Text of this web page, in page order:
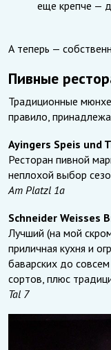
еще крепче —
А теперь —
Пивные
Традиционные
правило,
Ayingers Speis und
Ресторан пивной
неплохой выбор
Am Platzl 1a
Schneider Weisses
Лучший (на мой
приличная кухня и
баварских до
сортов, плюс
Tal 7